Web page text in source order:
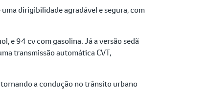
dirigibilidade agradável e segura, com
e 94 cv com gasolina. Já a versão sedã
transmissão automática CVT,
a condução no trânsito urbano